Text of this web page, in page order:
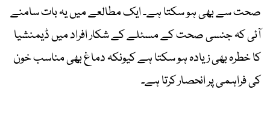
صحت سے بھی ہو سکتا ہے۔ ایک مطالعے میں یہ بات سامنے
آئی کہ جنسی صحت کے مسئلے کے شکار افراد میں ڈیمنشیا
کا خطرہ بھی زیادہ ہو سکتا ہے کیونکہ دماغ بھی مناسب خون
کی فراہمی پر انحصار کرتا ہے۔